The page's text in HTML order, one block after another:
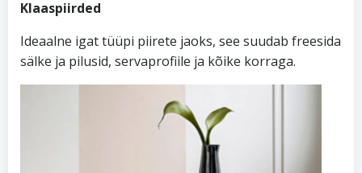
Klaaspiirded
Ideaalne igat tüüpi piirete jaoks, see suudab freesida
sälke ja pilusid, servaprofiile ja kõike korraga.